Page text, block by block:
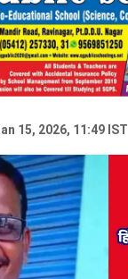
15, 2026, 11:49 IST